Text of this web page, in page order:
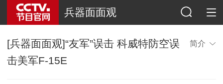
兵器面面观
[兵器面面观]“友军”误击 科威特防空误
击美军F-15E
简介